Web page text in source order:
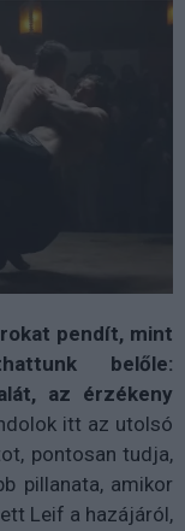
pendít, mint
belőle:
az érzékeny
itt az utolsó
pontosan tudja,
pillanata, amikor
Leif a hazájáról,